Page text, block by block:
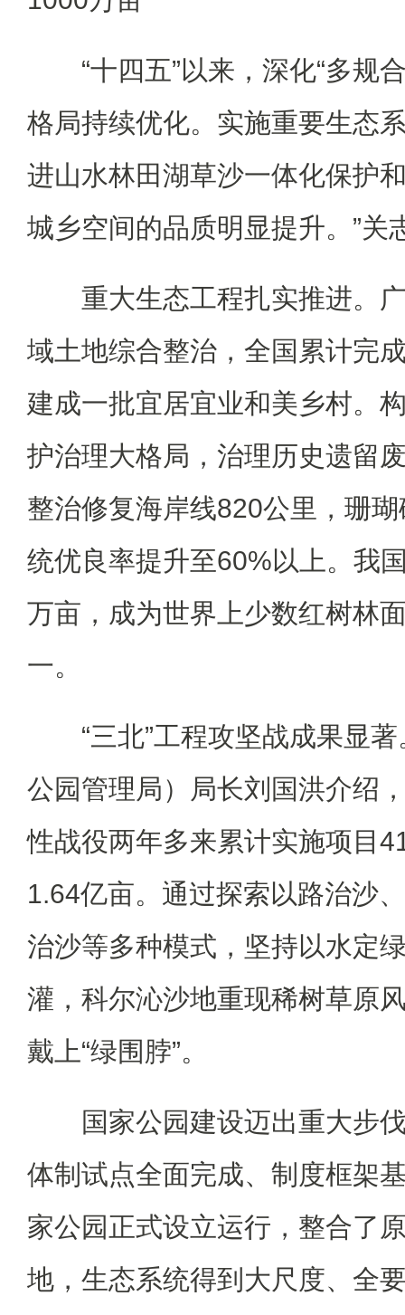
“十四五”以来，深化“多规
格局持续优化。实施重要生态
进山水林田湖草沙一体化保护
城乡空间的品质明显提升。”关
重大生态工程扎实推进。广
域土地综合整治，全国累计完
建成一批宜居宜业和美乡村。
护治理大格局，治理历史遗留
整治修复海岸线820公里，珊
统优良率提升至60%以上。我
万亩，成为世界上少数红树林
一。
“三北”工程攻坚战成果显著
公园管理局）局长刘国洪介绍
性战役两年多来累计实施项目
1.64亿亩。通过探索以路治沙
治沙等多种模式，坚持以水定
灌，科尔沁沙地重现稀树草原
戴上“绿围脖”。
国家公园建设迈出重大步伐
体制试点全面完成、制度框架
家公园正式设立运行，整合了
地，生态系统得到大尺度、全